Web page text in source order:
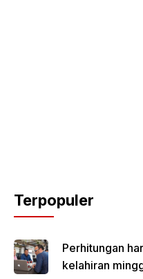
Terpopuler
Perhitungan
kelahiran